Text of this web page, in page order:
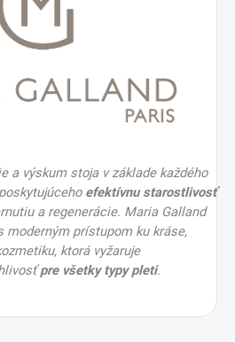
a výskum stoja v základe každého
efektívnu starostlivosť
a regenerácie. Maria Galland
prístupom ku kráse,
ktorá vyžaruje
pre všetky typy pleti.